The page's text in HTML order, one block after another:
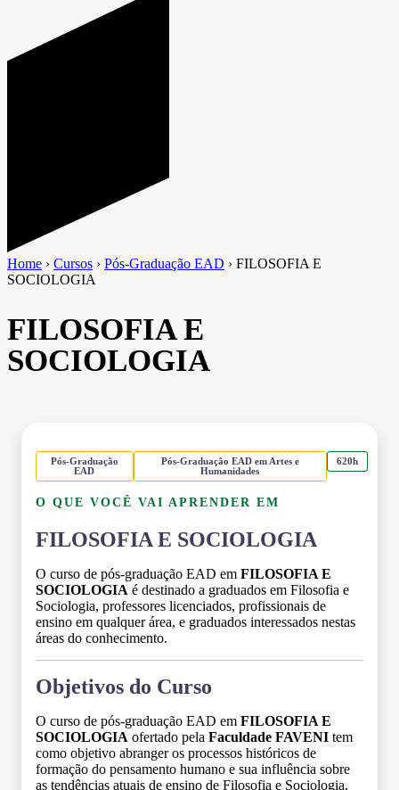
Home › Cursos › Pós-Graduação EAD › FILOSOFIA E
SOCIOLOGIA
FILOSOFIA E
SOCIOLOGIA
Pós-Graduação
EAD
Pós-Graduação EAD em Artes e
Humanidades
620h
O QUE VOCÊ VAI APRENDER EM
FILOSOFIA E SOCIOLOGIA
O curso de pós-graduação EAD em FILOSOFIA E
SOCIOLOGIA é destinado a graduados em Filosofia e
Sociologia, professores licenciados, profissionais de
ensino em qualquer área, e graduados interessados nestas
áreas do conhecimento.
Objetivos do Curso
O curso de pós-graduação EAD em FILOSOFIA E
SOCIOLOGIA ofertado pela Faculdade FAVENI tem
como objetivo abranger os processos históricos de
formação do pensamento humano e sua influência sobre
as tendências atuais de ensino de Filosofia e Sociologia,